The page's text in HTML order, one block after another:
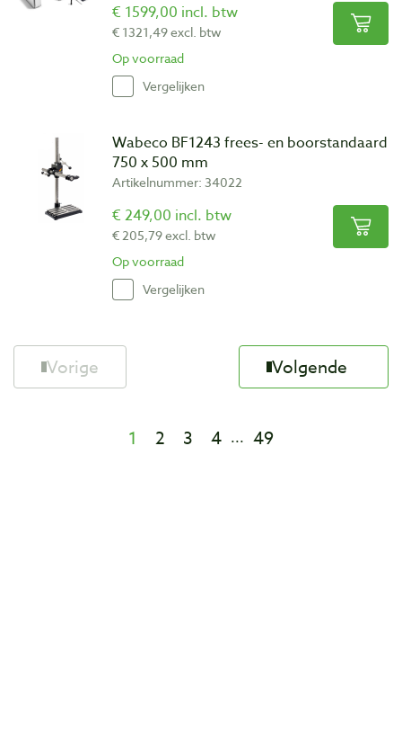
€ 1599,00 incl. btw
€ 1321,49 excl. btw
Op voorraad
Vergelijken
Wabeco BF1243 frees- en boorstandaard
750 x 500 mm
Artikelnummer: 34022
€ 249,00 incl. btw
€ 205,79 excl. btw
Op voorraad
Vergelijken
Vorige
1 2 3 4 ... 49
Volgende